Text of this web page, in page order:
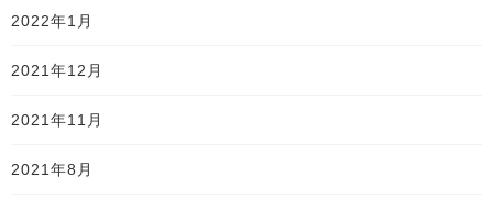
2022年1月
2021年12月
2021年11月
2021年8月